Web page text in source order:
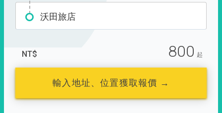
沃田旅店
NT$ 800 起
輸入地址、位置獲取報價 →